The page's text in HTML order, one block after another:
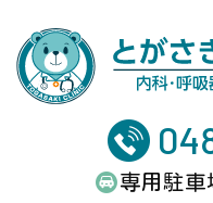
専用駐車